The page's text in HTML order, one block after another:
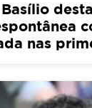
nas